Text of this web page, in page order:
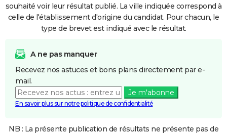
souhaité voir leur résultat publié. La ville indiquée correspond à
celle de l'établissement d'origine du candidat. Pour chacun, le
type de brevet est indiqué avec le résultat.
A ne pas manquer
Recevez nos astuces et bons plans directement par e-
mail.
Je m'abonne
En savoir plus sur notre politique de confidentialité
NB : La présente publication de résultats ne présente pas de